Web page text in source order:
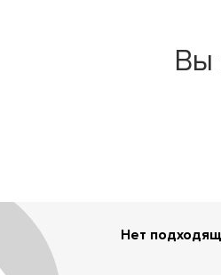
Вы
Нет